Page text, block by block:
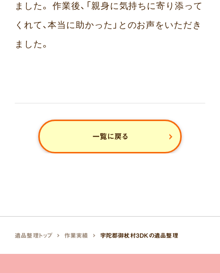
ました。 作業後、「親身に気持ちに寄り添って
くれて、本当に助かった」とのお声をいただき
ました。
一覧に戻る
遺品整理トップ 作業実績 宇陀郡御杖村3DKの遺品整理